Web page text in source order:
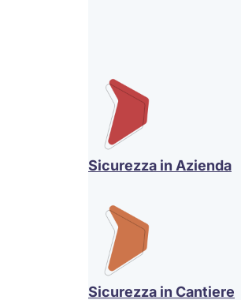
Sicurezza in Azienda
Sicurezza in Cantiere